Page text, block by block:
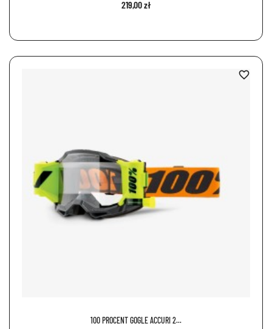
219,00 zł
100 PROCENT GOGLE ACCURI 2...
favorite_border